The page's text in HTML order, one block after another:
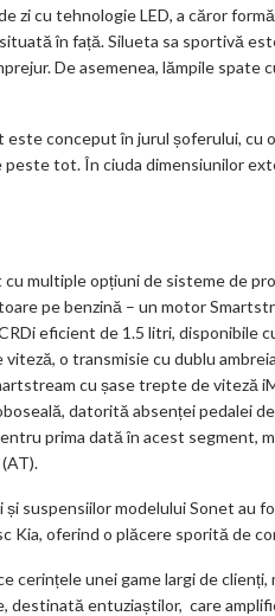
zi cu tehnologie LED, a căror
în față. Silueta sa sportivă
De asemenea, lămpile spate
este conceput în jurul șoferului,
tot. În ciuda dimensiunilor
multiple opțiuni de sisteme de
pe benzină – un motor
eficient de 1.5 litri, disponibile
o transmisie cu dublu
cu șase trepte de viteză
datorită absenței pedalei
prima dată în acest segment,
și suspensiilor modelului Sonet au
Kia, oferind o plăcere sporită de
cerințele unei game largi de
destinată entuziaștilor, care